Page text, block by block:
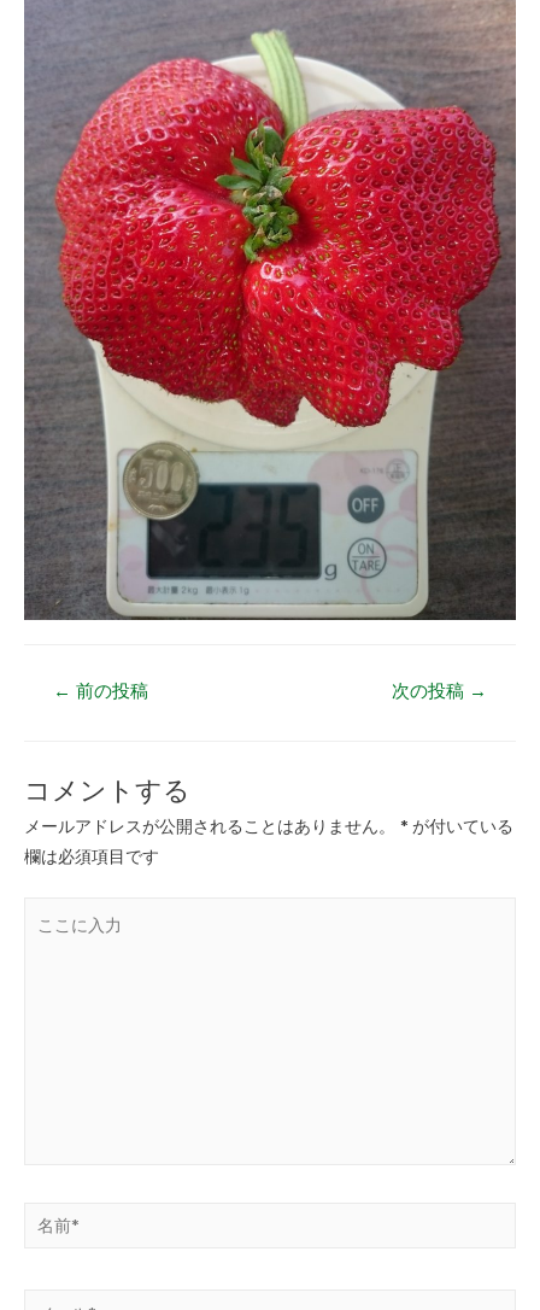
← 前の投稿 次の投稿 →
コメントする
メールアドレスが公開されることはありません。 * が付いている
欄は必須項目です